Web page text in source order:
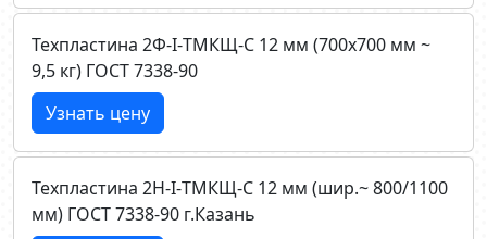
Техпластина 2Ф-I-ТМКЩ-C 12 мм (700х700 мм ~
9,5 кг) ГОСТ 7338-90
Узнать цену
Техпластина 2Н-I-ТМКЩ-C 12 мм (шир.~ 800/1100
мм) ГОСТ 7338-90 г.Казань